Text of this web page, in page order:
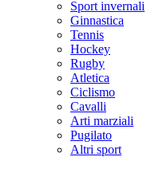
Sport invernali
Ginnastica
Tennis
Hockey
Rugby
Atletica
Ciclismo
Cavalli
Arti marziali
Pugilato
Altri sport